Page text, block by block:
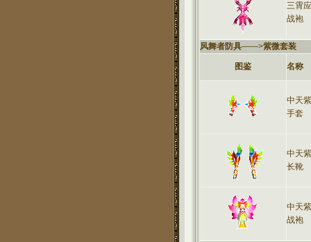
三霄
战袍
风舞者防具——>紫微套装
图鉴 名称
中天
手套
中天
长靴
中天
战袍